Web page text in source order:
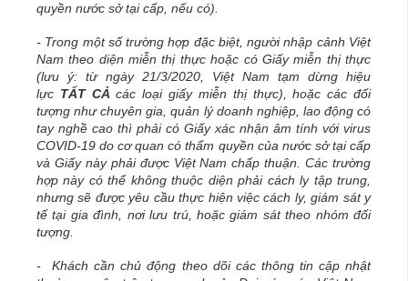
quyền nước sở tại cấp, nếu có).
- Trong một số trường hợp đặc biệt, người nhập cảnh Việt
Nam theo diện miễn thị thực hoặc có Giấy miễn thị thực
(lưu ý: từ ngày 21/3/2020, Việt Nam tạm dừng hiệu
lực TẤT CẢcác loại giấy miễn thị thực), hoặc các đối
tượng như chuyên gia, quản lý doanh nghiệp, lao động có
tay nghề cao thì phải có Giấy xác nhận âm tính với virus
COVID-19 do cơ quan có thẩm quyền của nước sở tại cấp
và Giấy này phải được Việt Nam chấp thuận. Các trường
hợp này có thể không thuộc diện phải cách ly tập trung,
nhưng sẽ được yêu cầu thực hiện việc cách ly, giám sát y
tế tại gia đình, nơi lưu trú, hoặc giám sát theo nhóm đối
tượng.
- Khách cần chủ động theo dõi các thông tin cập nhật